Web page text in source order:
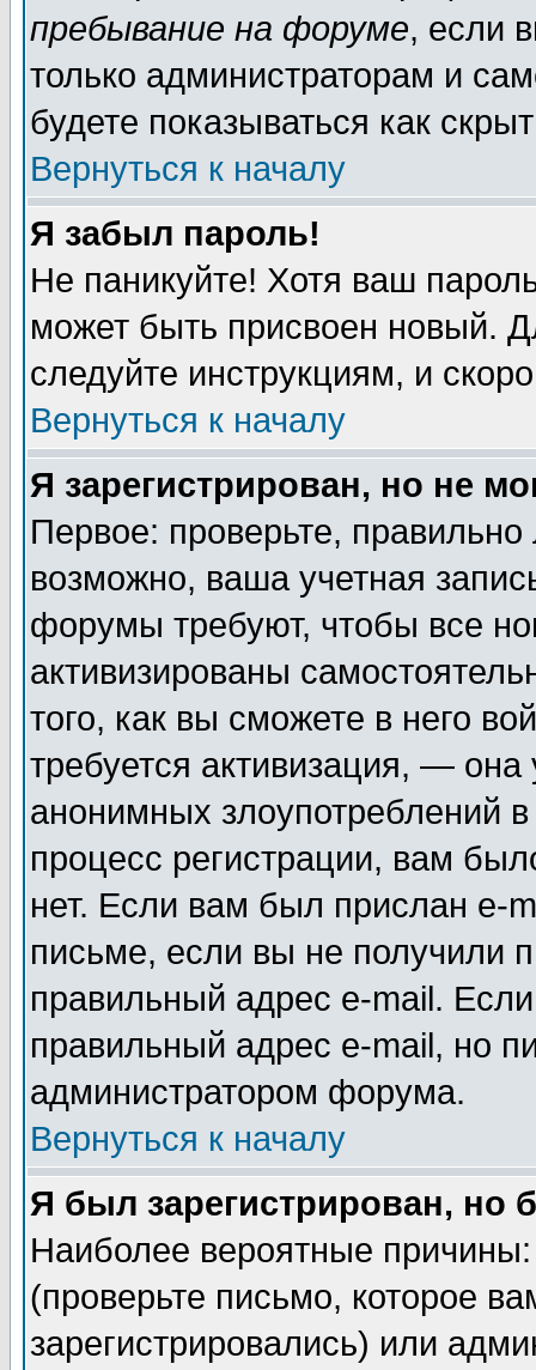
пребывание на форуме, если
только администраторам и
будете показываться как
Вернуться к началу
Я забыл пароль!
Не паникуйте! Хотя ваш
может быть присвоен новый.
следуйте инструкциям, и
Вернуться к началу
Я зарегистрирован, но не
Первое: проверьте,
возможно, ваша учетная
форумы требуют, чтобы все
активизированы
того, как вы сможете в него
требуется активизация, —
анонимных злоупотреблений
процесс регистрации, вам
нет. Если вам был прислан e-
письме, если вы не получили
правильный адрес e-mail.
правильный адрес e-mail, но
администратором форума.
Вернуться к началу
Я был зарегистрирован, но
Наиболее вероятные
(проверьте письмо, которое
зарегистрировались) или